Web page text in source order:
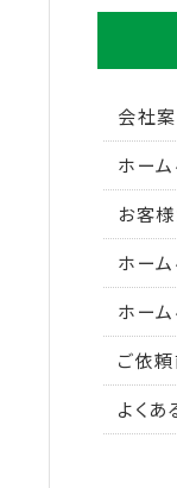
会社
ホー
お客
ホー
ホー
ご依
よくあ